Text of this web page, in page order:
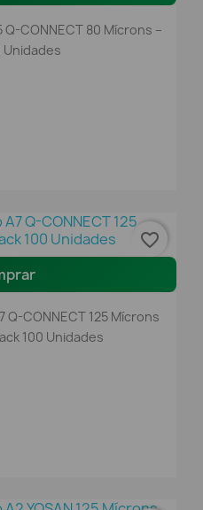
CONNECT 80 Mícrons –
Unidades
Q-CONNECT 125 Mícrons
100 Unidades
favorite_border